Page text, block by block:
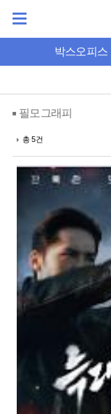
박스오피스
필모그래피
총 5건